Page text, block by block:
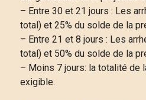
– Entre 30 et 21 jours : Les
total) et 25% du solde de la
– Entre 21 et 8 jours : Les
total) et 50% du solde de la
– Moins 7 jours: la totalité de
exigible.